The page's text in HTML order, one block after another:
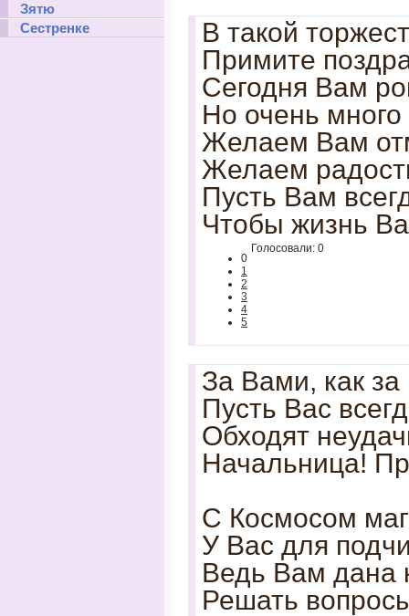
Зятю
Сестренке
В такой
Примите
Сегодня Вам
Но очень
Желаем Вам
Желаем
Пусть Вам
Чтобы жизнь
0
1
2
3
4
5
Голосовали: 0
За Вами, как
Пусть Вас
Обходят
Начальница!
С Космосом
У Вас для
Ведь Вам дана
Решать